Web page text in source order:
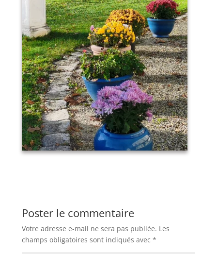
Poster le commentaire
Votre adresse e-mail ne sera pas publiée. Les
champs obligatoires sont indiqués avec *